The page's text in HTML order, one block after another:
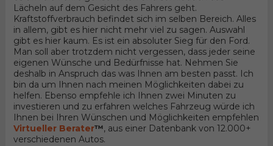
Lächeln auf dem Gesicht des Fahrers geht.
Kraftstoffverbrauch befindet sich im selben Bereich. Alles
in allem, gibt es hier nicht mehr viel zu sagen. Auswahl
gibt es hier kaum. Es ist ein absoluter Sieg für den Ford.
Man soll aber trotzdem nicht vergessen, dass jeder seine
eigenen Wünsche und Bedürfnisse hat. Nehmen Sie
deshalb in Anspruch das was Ihnen am besten passt. Ich
bin da um Ihnen nach meinen Möglichkeiten dabei zu
helfen. Ebenso empfehle ich Ihnen zwei Minuten zu
investieren und zu erfahren welches Fahrzeug würde ich
Ihnen bei Ihren Wünschen und Möglichkeiten empfehlen
Virtueller Berater™, aus einer Datenbank von 12.000+
verschiedenen Autos.